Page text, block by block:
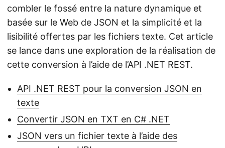
combler le fossé entre la nature dynamique et
basée sur le Web de JSON et la simplicité et la
lisibilité offertes par les fichiers texte. Cet article
se lance dans une exploration de la réalisation de
cette conversion à l’aide de l’API .NET REST.
API .NET REST pour la conversion JSON en
texte
Convertir JSON en TXT en C# .NET
JSON vers un fichier texte à l’aide des